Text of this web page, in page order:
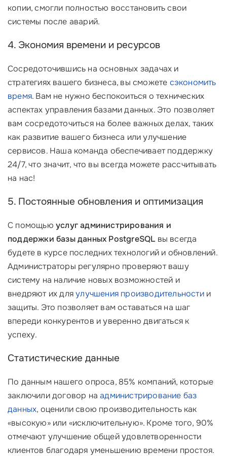
копии, смогли полностью восстановить свои
системы после аварий.
4. Экономия времени и ресурсов
Сосредоточившись на основных задачах и
стратегиях вашего бизнеса, вы сможете сэкономить
время. Вам не нужно беспокоиться о технических
аспектах управления базами данных. Это позволяет
вам сосредоточиться на более важных делах, таких
как развитие вашего бизнеса или улучшение
сервисов. Наша команда обеспечивает поддержку
24/7, что значит, что вы всегда можете рассчитывать
на нас!
5. Постоянные обновления и оптимизация
С помощью услуг администрирования и
поддержки базы данных PostgreSQL вы всегда
будете в курсе последних технологий и обновлений.
Администраторы регулярно проверяют вашу
систему на наличие новых возможностей и
внедряют их дляулучшения производительностии
защиты. Это позволяет вам оставаться на шаг
впереди конкурентов и уверенно двигаться к
успеху.
Статистические данные
По данным нашего опроса, 85% компаний, которые
заключили договор наадминистрирование баз
данных, оценили свою производительность как
«высокую» или «исключительную». Кроме того, 90%
отмечают улучшение общей удовлетворенности
клиентов благодаря уменьшению времени простоя.